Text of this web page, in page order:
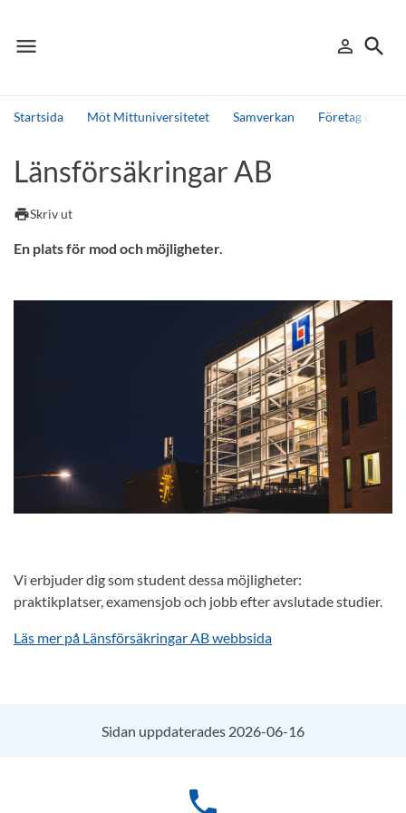
menu
Meny person_outline
Logga in
search
Sök
Startsida Möt Mittuniversitetet Samverkan Företag och
Andra söktjänster
Detta är vår testmiljö - endast testdata
Länsförsäkringar AB
printSkriv ut
En plats för mod och möjligheter.
Vi erbjuder dig som student dessa möjligheter:
praktikplatser, examensjob och jobb efter avslutade studier.
Läs mer på Länsförsäkringar AB webbsida
Sidan uppdaterades 2026-06-16
phone